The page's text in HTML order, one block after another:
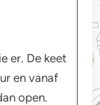
er. De keet
en vanaf
open.